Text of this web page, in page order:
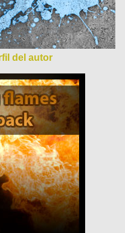
del autor